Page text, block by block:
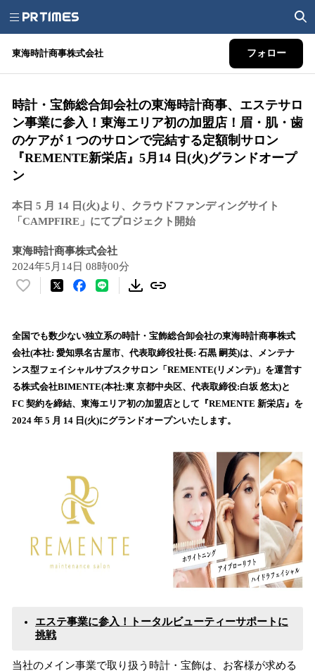
東海時計商事株式会社 フォロー
時計・宝飾総合卸会社の東海時計商事、エステサロ
ン事業に参入！東海エリア初の加盟店！眉・肌・歯
のケアが 1 つのサロンで完結する定額制サロン
『REMENTE新栄店』5月14 日(火)グランドオープ
ン
本日 5 月 14 日(火)より、クラウドファンディングサイト
「CAMPFIRE」にてプロジェクト開始
東海時計商事株式会社
2024年5月14日 08時00分
い
！
数
を
読
み
込
み
全国でも数少ない独立系の時計・宝飾総合卸会社の東海時計商事株式
会社(本社: 愛知県名古屋市、代表取締役社長: 石黒 嗣英)は、メンテナ
ンス型フェイシャルサブスクサロン「REMENTE(リメンテ)」を運営す
る株式会社BIMENTE(本社:東 京都中央区、代表取締役:白坂 悠太)と
FC 契約を締結、東海エリア初の加盟店として『REMENTE 新栄店』を
2024 年 5 月 14 日(火)にグランドオープンいたします。
エステ事業に参入！トータルビューティーサポートに
挑戦
当社のメイン事業で取り扱う時計・宝飾は、お客様が求める